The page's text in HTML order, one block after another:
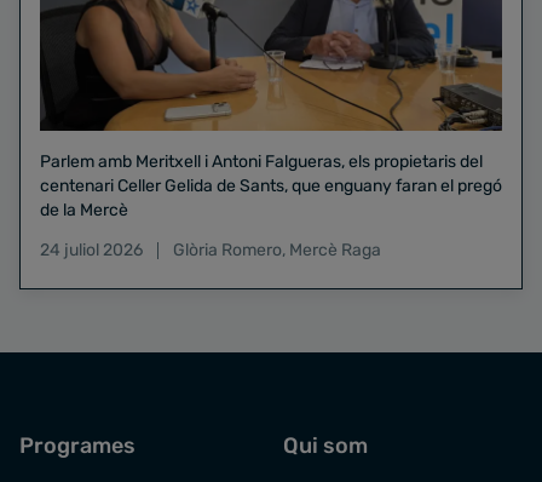
Parlem amb Meritxell i Antoni Falgueras, els propietaris del
centenari Celler Gelida de Sants, que enguany faran el pregó
de la Mercè
24 juliol 2026
Glòria Romero, Mercè Raga
Programes Qui som